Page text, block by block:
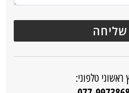
ראשוני טלפוני: